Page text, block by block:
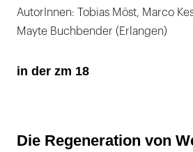
AutorInnen: Tobias Möst, Marco
Mayte Buchbender (Erlangen)
in der zm 18
Die Regeneration von